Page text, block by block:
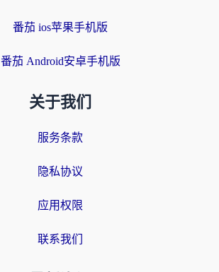
番茄 ios苹果手机版
番茄 Android安卓手机版
关于我们
服务条款
隐私协议
应用权限
联系我们